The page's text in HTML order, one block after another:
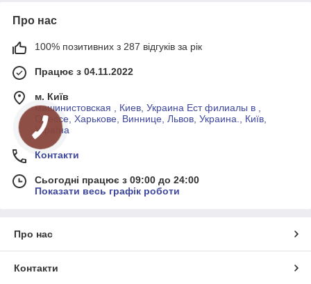
Постійна наявність тест-смужок на складі.
Грамотна консультація і допомога при замовленні.
Про нас
100% позитивних з 287 відгуків за рік
Працює з 04.11.2022
м. Київ
машинистовская , Киев, Украина Ест филиалы в ,
Одессе, Харькове, Виннице, Львов, Украина., Київ,
Україна
Контакти
Сьогодні працює з 09:00 до 24:00
Показати весь графік роботи
Про нас
Контакти